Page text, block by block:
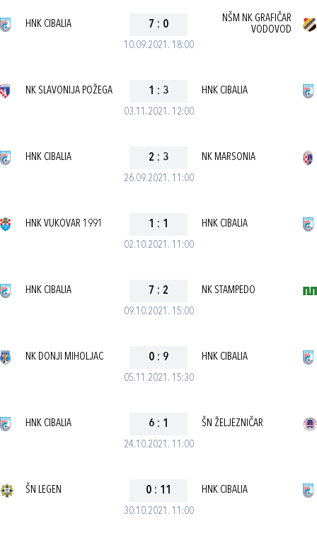
10.09.2021. 18:00
HNK CIBALIA 7 : 0
NŠM NK GRAFIČAR
VODOVOD
03.11.2021. 12:00
NK SLAVONIJA POŽEGA 1 : 3 HNK CIBALIA
26.09.2021. 11:00
HNK CIBALIA 2 : 3 NK MARSONIA
02.10.2021. 11:00
HNK VUKOVAR 1991 1 : 1 HNK CIBALIA
09.10.2021. 15:00
HNK CIBALIA 7 : 2 NK STAMPEDO
05.11.2021. 15:30
NK DONJI MIHOLJAC 0 : 9 HNK CIBALIA
24.10.2021. 11:00
HNK CIBALIA 6 : 1 ŠN ŽELJEZNIČAR
30.10.2021. 11:00
ŠN LEGEN 0 : 11 HNK CIBALIA